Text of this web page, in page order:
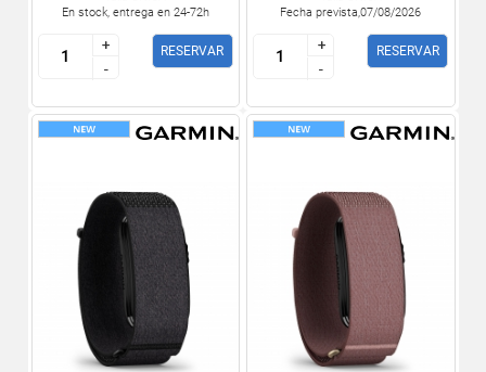
En stock, entrega en 24-72h
+
-
+
-
RESERVAR
Fecha prevista,07/08/2026
+
-
+
-
RESERVAR